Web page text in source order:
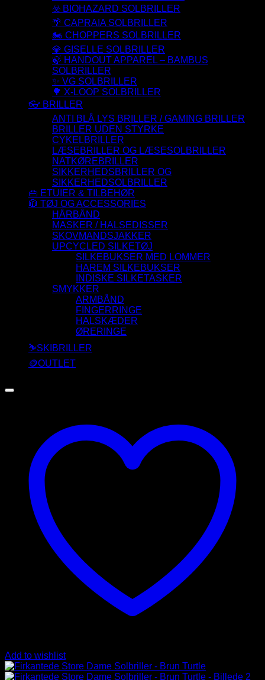
☣️ BIOHAZARD SOLBRILLER
🌴 CAPRAIA SOLBRILLER
🏍️ CHOPPERS SOLBRILLER
💎 GISELLE SOLBRILLER
🍃 HANDOUT APPAREL – BAMBUS
SOLBRILLER
✨ VG SOLBRILLER
🌳 X-LOOP SOLBRILLER
👓 BRILLER
ANTI BLÅ LYS BRILLER / GAMING BRILLER
BRILLER UDEN STYRKE
CYKELBRILLER
LÆSEBRILLER OG LÆSESOLBRILLER
NATKØREBRILLER
SIKKERHEDSBRILLER OG
SIKKERHEDSOLBRILLER
👜 ETUIER & TILBEHØR
🧥 TØJ OG ACCESSORIES
HÅRBÅND
MASKER / HALSEDISSER
SKOVMANDSJAKKER
UPCYCLED SILKETØJ
SILKEBUKSER MED LOMMER
HAREM SILKEBUKSER
INDISKE SILKETASKER
SMYKKER
ARMBÅND
FINGERRINGE
HALSKÆDER
ØRERINGE
⛷️SKIBRILLER
🪙OUTLET
Add to wishlist